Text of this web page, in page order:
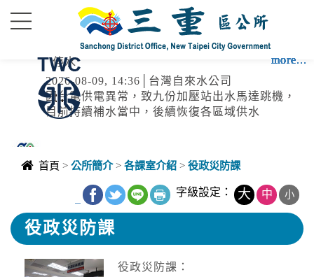
停水
2026-08-09, 14:36│台灣自來水公司
因台電供電異常，致九份加壓站出水馬達跳機，
目前持續補水當中，後續恢復各區域供水
more...
17SEA13DOLPHIN白海豚2026-08-
09T06:00:00+00:0028.10,121.903343968220中
度颱風TYPHOON2026-08-
10T06:00:00+00:0029.40,118.10182599060中度
more...
2026-08-09, 13:15│中央氣象署
more...
more...
more...
more...
more...
more...
more...
more...
more...
more...
more...
首頁 > 公所簡介> 各課室介紹 > 役政災防課
字級設定： 大 中 小
役政災防課
役政災防課：